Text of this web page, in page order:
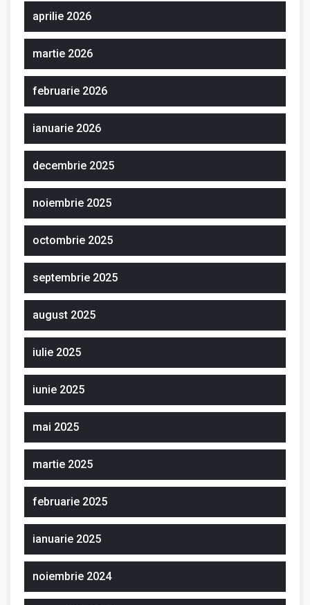
aprilie 2026
martie 2026
februarie 2026
ianuarie 2026
decembrie 2025
noiembrie 2025
octombrie 2025
septembrie 2025
august 2025
iulie 2025
iunie 2025
mai 2025
martie 2025
februarie 2025
ianuarie 2025
noiembrie 2024